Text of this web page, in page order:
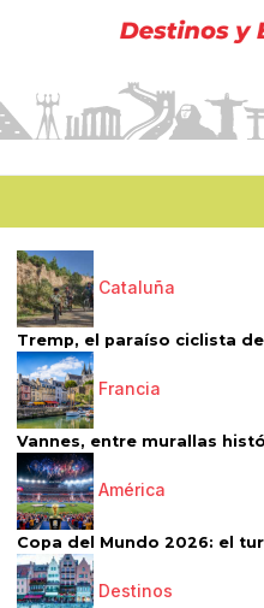
Cataluña
Tremp, el paraíso ciclista
Francia
Vannes, entre murallas
América
Copa del Mundo 2026: el
Destinos